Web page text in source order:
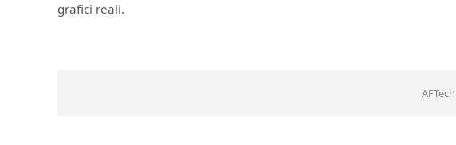
grafici reali.